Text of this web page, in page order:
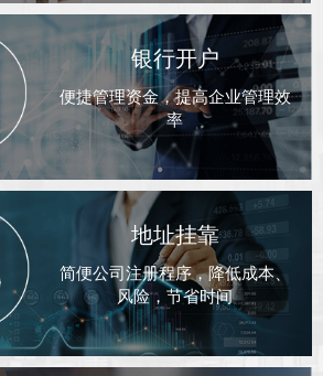
银行开户
便捷管理资金，提高企业管理效
率
地址挂靠
简便公司注册程序，降低成本、
风险，节省时间